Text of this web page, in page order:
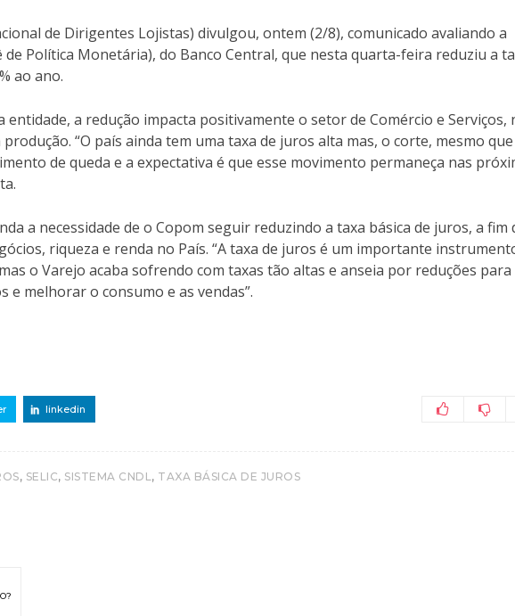
de Dirigentes Lojistas) divulgou, ontem (2/8), comunicado avaliando a
de Política Monetária), do Banco Central, que nesta quarta-feira reduziu a
ao ano.
entidade, a redução impacta positivamente o setor de Comércio e Serviços,
“O país ainda tem uma taxa de juros alta mas, o corte, mesmo que
de queda e a expectativa é que esse movimento permaneça nas
a necessidade de o Copom seguir reduzindo a taxa básica de juros, a fim
riqueza e renda no País. “A taxa de juros é um importante
o Varejo acaba sofrendo com taxas tão altas e anseia por reduções para
melhorar o consumo e as vendas”.
linkedin
, SELIC, SISTEMA CNDL , TAXA BÁSICA DE JUROS